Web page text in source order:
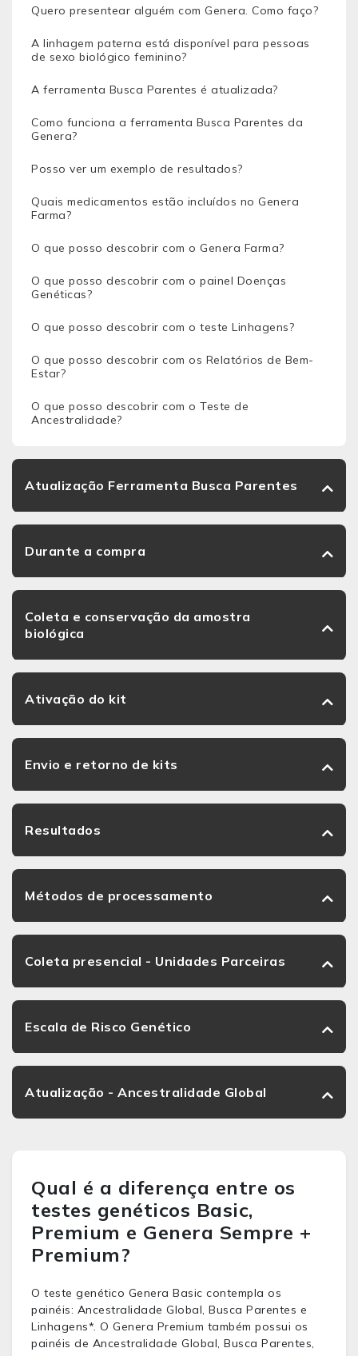
Quero presentear alguém com Genera. Como faço?
A linhagem paterna está disponível para pessoas
de sexo biológico feminino?
A ferramenta Busca Parentes é atualizada?
Como funciona a ferramenta Busca Parentes da
Genera?
Posso ver um exemplo de resultados?
Quais medicamentos estão incluídos no Genera
Farma?
O que posso descobrir com o Genera Farma?
O que posso descobrir com o painel Doenças
Genéticas?
O que posso descobrir com o teste Linhagens?
O que posso descobrir com os Relatórios de Bem-
Estar?
O que posso descobrir com o Teste de
Ancestralidade?
Atualização Ferramenta Busca Parentes
Durante a compra
Coleta e conservação da amostra
biológica
Ativação do kit
Envio e retorno de kits
Resultados
Métodos de processamento
Coleta presencial - Unidades Parceiras
Escala de Risco Genético
Atualização - Ancestralidade Global
Qual é a diferença entre os
testes genéticos Basic,
Premium e Genera Sempre +
Premium?
O teste genético Genera Basic contempla os
painéis: Ancestralidade Global, Busca Parentes e
Linhagens*. O Genera Premium também possui os
painéis de Ancestralidade Global, Busca Parentes,